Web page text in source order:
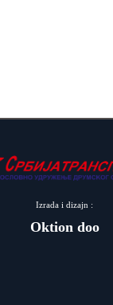
Izrada i dizajn :
Oktion doo